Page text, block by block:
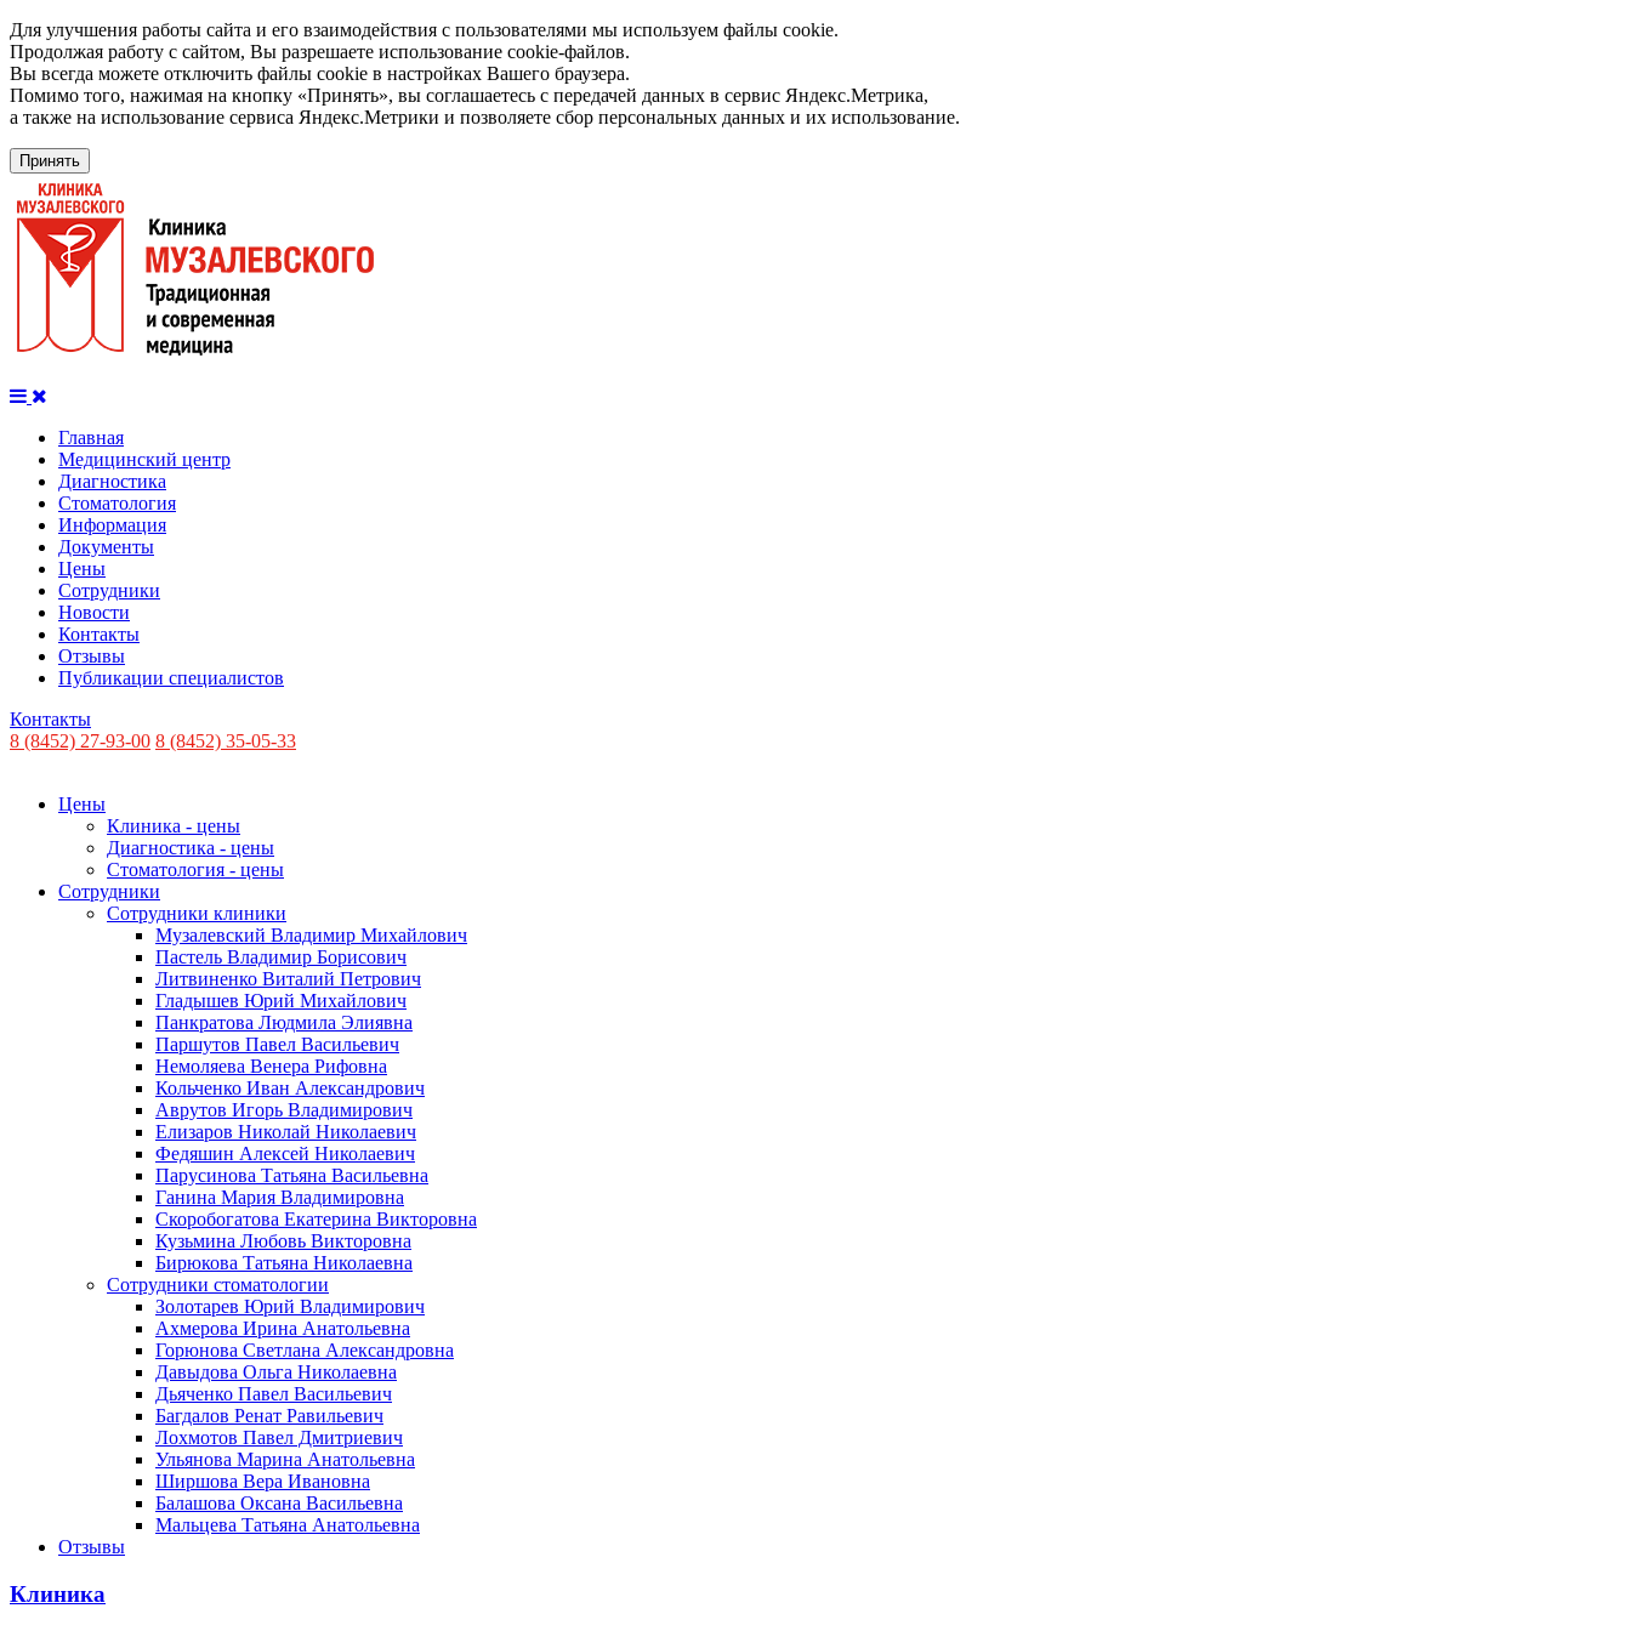
Для улучшения работы сайта и его взаимодействия с пользователями мы используем файлы cookie.
Продолжая работу с сайтом, Вы разрешаете использование cookie-файлов.
Вы всегда можете отключить файлы cookie в настройках Вашего браузера.
Помимо того, нажимая на кнопку «Принять», вы соглашаетесь с передачей данных в сервис Яндекс.Метрика,
а также на использование сервиса Яндекс.Метрики и позволяете сбор персональных данных и их использование.
Принять
Главная
Медицинский центр
Диагностика
Стоматология
Информация
Документы
Цены
Сотрудники
Новости
Контакты
Отзывы
Публикации специалистов
Контакты
8 (8452) 27-93-00 8 (8452) 35-05-33
Цены
Клиника - цены
Диагностика - цены
Стоматология - цены
Сотрудники
Сотрудники клиники
Музалевский Владимир Михайлович
Пастель Владимир Борисович
Литвиненко Виталий Петрович
Гладышев Юрий Михайлович
Панкратова Людмила Элиявна
Паршутов Павел Васильевич
Немоляева Венера Рифовна
Кольченко Иван Александрович
Аврутов Игорь Владимирович
Елизаров Николай Николаевич
Федяшин Алексей Николаевич
Парусинова Татьяна Васильевна
Ганина Мария Владимировна
Скоробогатова Екатерина Викторовна
Кузьмина Любовь Викторовна
Бирюкова Татьяна Николаевна
Сотрудники стоматологии
Золотарев Юрий Владимирович
Ахмерова Ирина Анатольевна
Горюнова Светлана Александровна
Давыдова Ольга Николаевна
Дьяченко Павел Васильевич
Багдалов Ренат Равильевич
Лохмотов Павел Дмитриевич
Ульянова Марина Анатольевна
Ширшова Вера Ивановна
Балашова Оксана Васильевна
Мальцева Татьяна Анатольевна
Отзывы
Клиника